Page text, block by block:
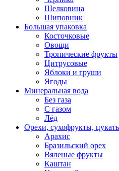
Шелковица
Шиповник
Большая упаковка
Косточковые
Овощи
Тропические фрукты
Цитрусовые
Яблоки и груши
Ягоды
Минеральная вода
Без газа
С газом
Лёд
Орехи, сухофрукты,
Арахис
Бразильский орех
Вяленые фрукты
Каштан